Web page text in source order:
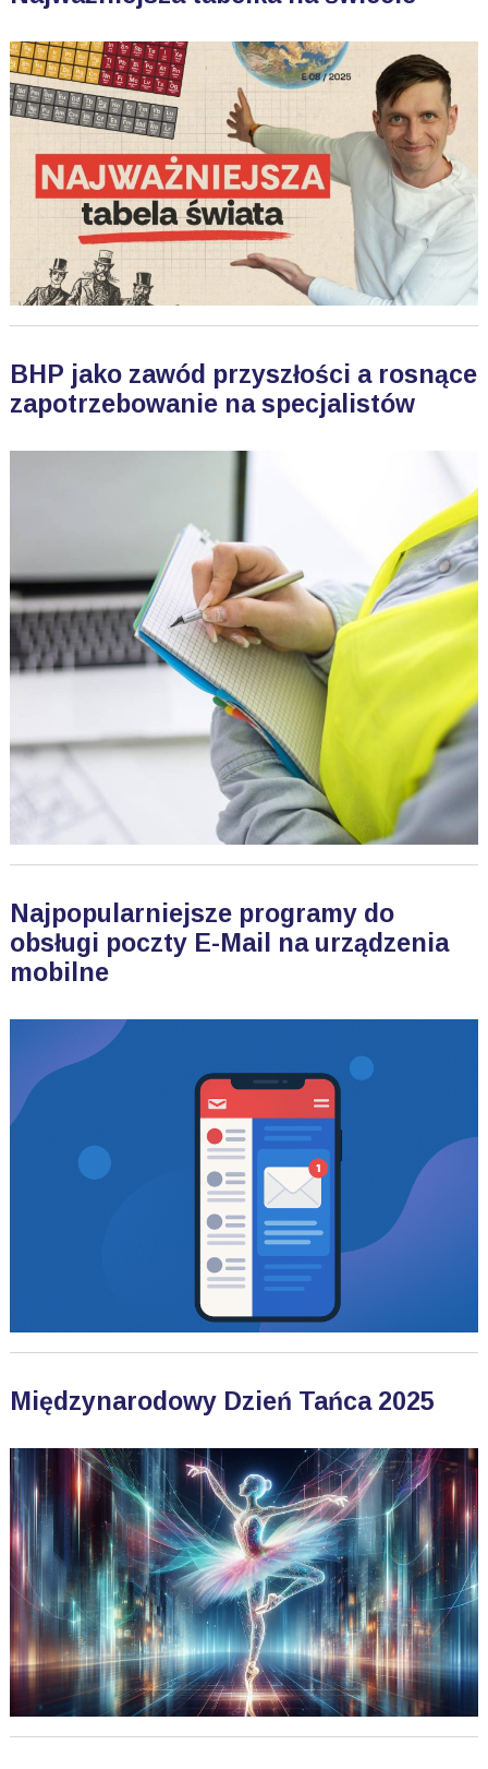
BHP jako zawód przyszłości a rosnące
zapotrzebowanie na specjalistów
Najpopularniejsze programy do
obsługi poczty E-Mail na urządzenia
mobilne
Międzynarodowy Dzień Tańca 2025